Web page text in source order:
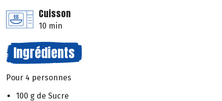
Cuisson
10 min
Ingrédients
Pour 4 personnes
100 g de Sucre